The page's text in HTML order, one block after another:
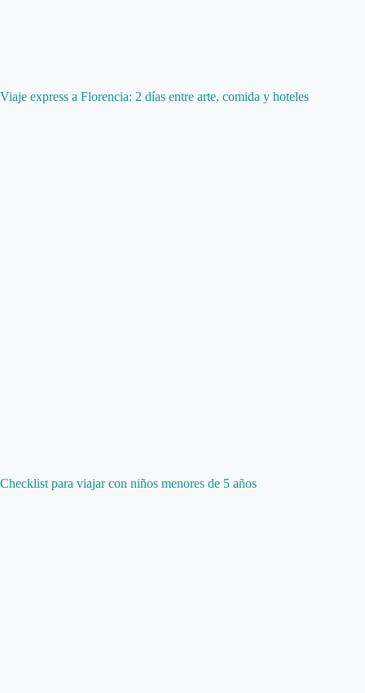
Viaje express a Florencia: 2 días entre arte, comida y hoteles
Checklist para viajar con niños menores de 5 años